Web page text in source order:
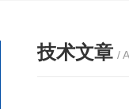
技术文章 /